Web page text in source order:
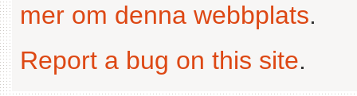
mer om denna webbplats.
Report a bug on this site.